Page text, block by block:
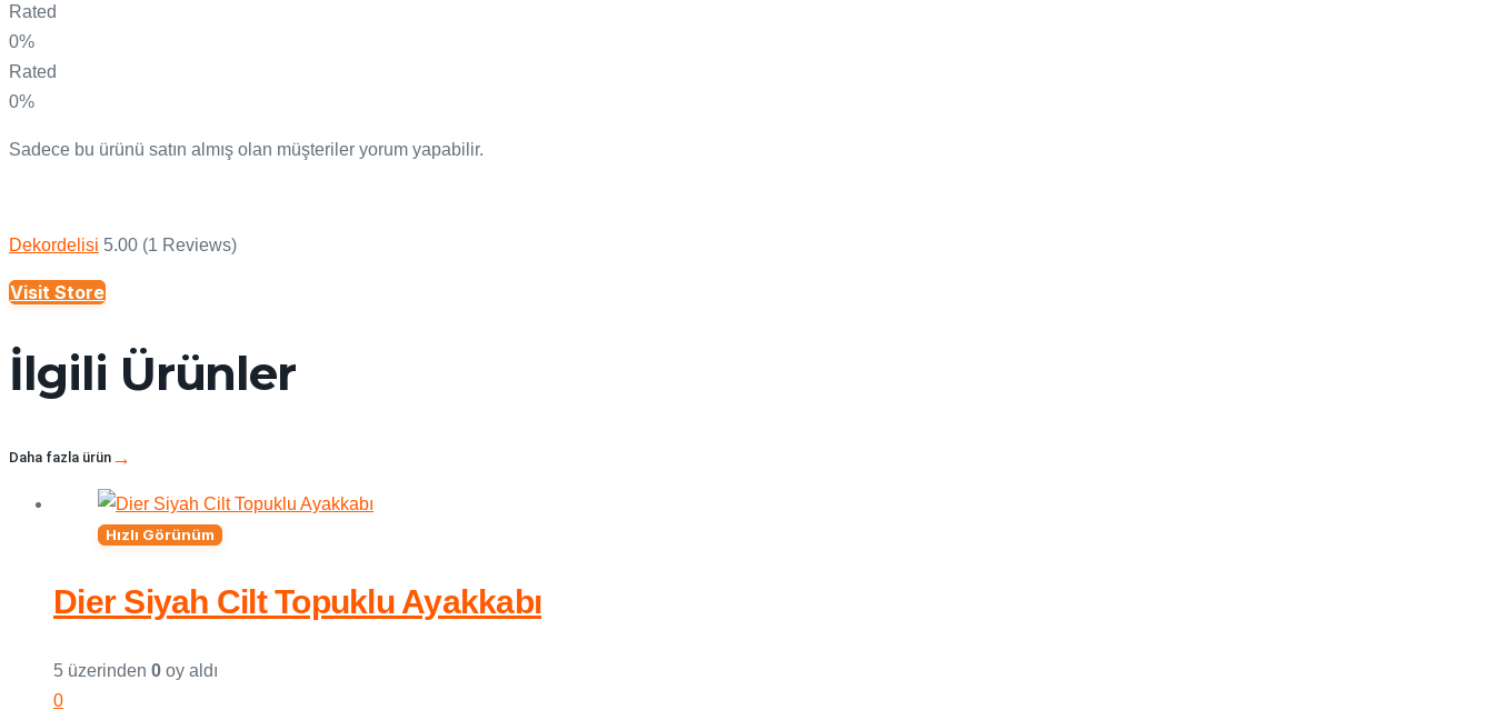
Rated
0%
Rated
0%
Sadece bu ürünü satın almış olan müşteriler yorum yapabilir.
Dekordelisi 5.00 (1 Reviews)
Visit Store
İlgili Ürünler
Daha fazla ürün
Hızlı Görünüm
Dier Siyah Cilt Topuklu Ayakkabı
5 üzerinden 0 oy aldı
0